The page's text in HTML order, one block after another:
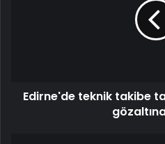
Edirne'de teknik takibe